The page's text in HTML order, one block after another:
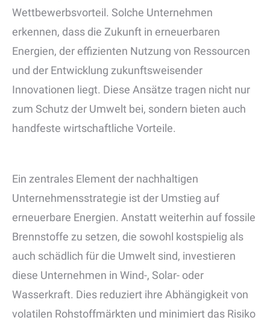
Wettbewerbsvorteil. Solche Unternehmen
erkennen, dass die Zukunft in erneuerbaren
Energien, der effizienten Nutzung von Ressourcen
und der Entwicklung zukunftsweisender
Innovationen liegt. Diese Ansätze tragen nicht nur
zum Schutz der Umwelt bei, sondern bieten auch
handfeste wirtschaftliche Vorteile.
Ein zentrales Element der nachhaltigen
Unternehmensstrategie ist der Umstieg auf
erneuerbare Energien. Anstatt weiterhin auf fossile
Brennstoffe zu setzen, die sowohl kostspielig als
auch schädlich für die Umwelt sind, investieren
diese Unternehmen in Wind-, Solar- oder
Wasserkraft. Dies reduziert ihre Abhängigkeit von
volatilen Rohstoffmärkten und minimiert das Risiko